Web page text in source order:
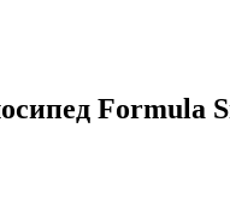
Formula